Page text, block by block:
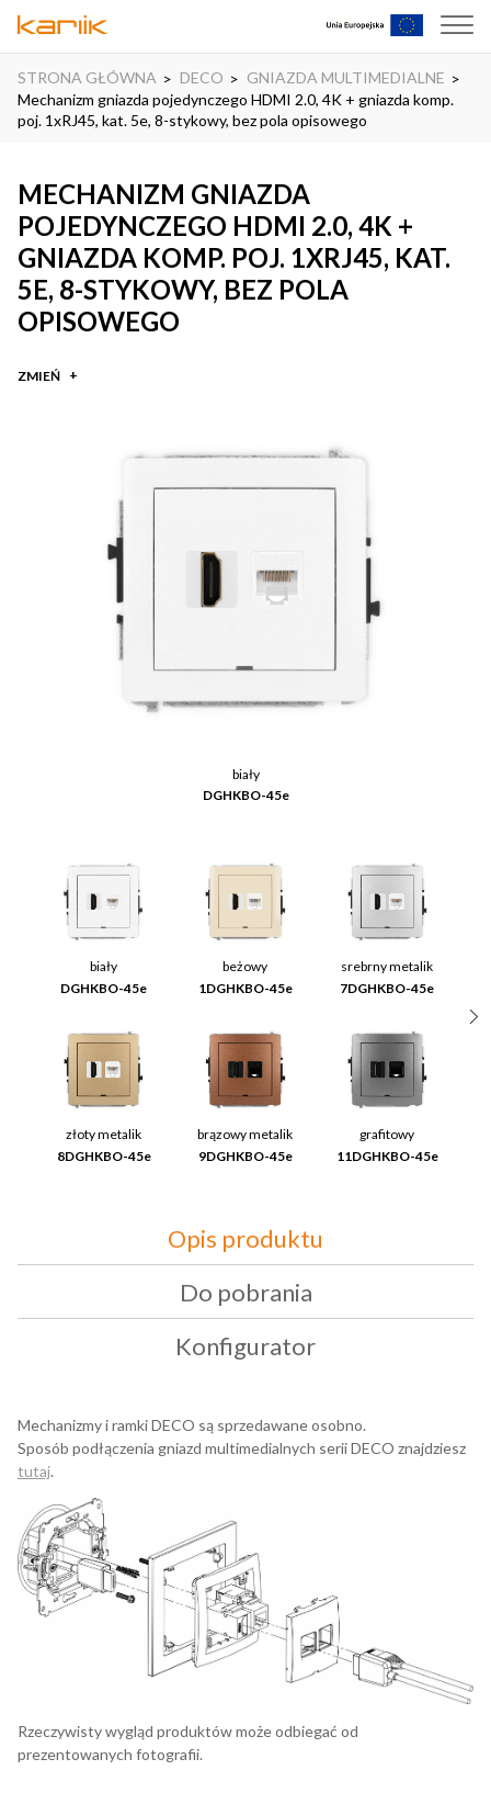
STRONA GŁÓWNA DECO
GNIAZDA MULTIMEDIALNE
Mechanizm gniazda pojedynczego HDMI 2.0, 4K + gniazda komp.
poj. 1xRJ45, kat. 5e, 8-stykowy, bez pola opisowego
MECHANIZM GNIAZDA
POJEDYNCZEGO HDMI 2.0, 4K +
GNIAZDA KOMP. POJ. 1XRJ45, KAT.
5E, 8-STYKOWY, BEZ POLA
OPISOWEGO
ZMIEŃ
biały
DGHKBO-45e
biały
DGHKBO-45e
beżowy
1DGHKBO-45e
srebrny metalik
7DGHKBO-45e
złoty metalik
8DGHKBO-45e
brązowy metalik
9DGHKBO-45e
grafitowy
11DGHKBO-45e
Opis produktu
Do pobrania
Konfigurator
Mechanizmy i ramki DECO są sprzedawane osobno.
Sposób podłączenia gniazd multimedialnych serii DECO znajdziesz
tutaj.
Rzeczywisty wygląd produktów może odbiegać od
prezentowanych fotografii.